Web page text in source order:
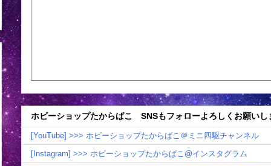
ホビーショップたからばこ SNSもフォローよろしくお願いし
[YouTube] >>> ホビーショップたからばこ＠ミニ四駆チャンネル
[Instagram] >>> ホビーショップたからばこ@インスタグラム